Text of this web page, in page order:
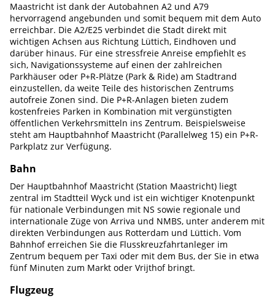
Maastricht ist dank der Autobahnen A2 und A79
hervorragend angebunden und somit bequem mit dem Auto
erreichbar. Die A2/E25 verbindet die Stadt direkt mit
wichtigen Achsen aus Richtung Lüttich, Eindhoven und
darüber hinaus. Für eine stressfreie Anreise empfiehlt es
sich, Navigationssysteme auf einen der zahlreichen
Parkhäuser oder P+R-Plätze (Park & Ride) am Stadtrand
einzustellen, da weite Teile des historischen Zentrums
autofreie Zonen sind. Die P+R-Anlagen bieten zudem
kostenfreies Parken in Kombination mit vergünstigten
öffentlichen Verkehrsmitteln ins Zentrum. Beispielsweise
steht am Hauptbahnhof Maastricht (Parallelweg 15) ein P+R-
Parkplatz zur Verfügung.
Bahn
Der Hauptbahnhof Maastricht (Station Maastricht) liegt
zentral im Stadtteil Wyck und ist ein wichtiger Knotenpunkt
für nationale Verbindungen mit NS sowie regionale und
internationale Züge von Arriva und NMBS, unter anderem mit
direkten Verbindungen aus Rotterdam und Lüttich. Vom
Bahnhof erreichen Sie die Flusskreuzfahrtanleger im
Zentrum bequem per Taxi oder mit dem Bus, der Sie in etwa
fünf Minuten zum Markt oder Vrijthof bringt.
Flugzeug